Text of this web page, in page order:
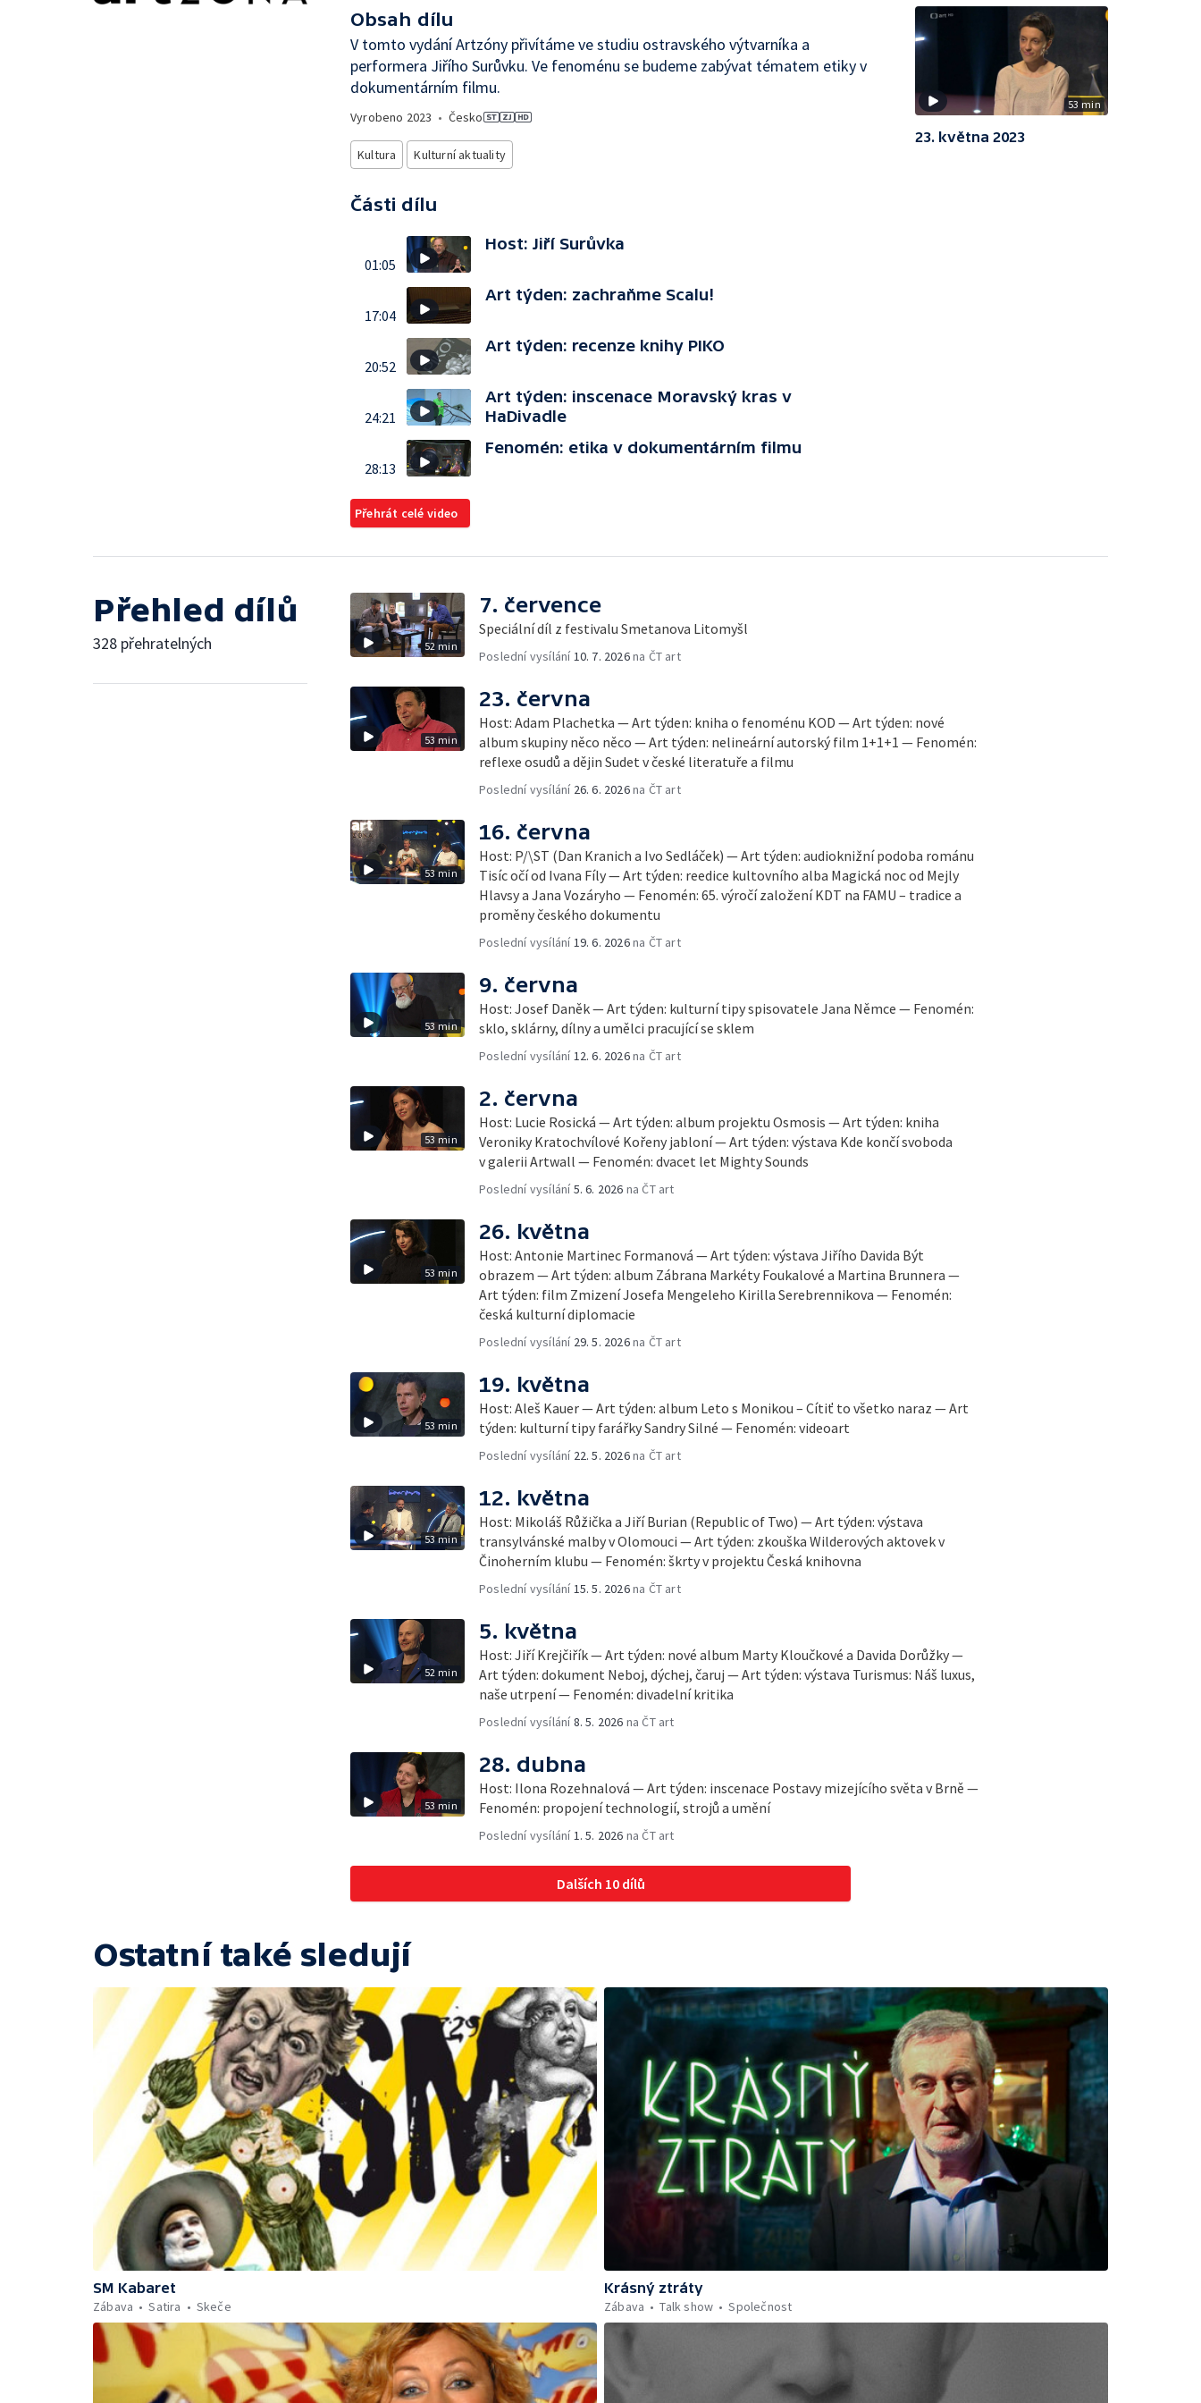
Obsah dílu
V tomto vydání Artzóny přivítáme ve studiu ostravského výtvarníka a
performera Jiřího Surůvku. Ve fenoménu se budeme zabývat tématem etiky v
dokumentárním filmu.
Vyrobeno 2023 • Česko
Kultura Kulturní aktuality
Části dílu
01:05
Host: Jiří Surůvka
17:04
Art týden: zachraňme Scalu!
20:52
Art týden: recenze knihy PIKO
24:21
Art týden: inscenace Moravský kras v
HaDivadle
28:13
Fenomén: etika v dokumentárním filmu
Přehrát celé video
53 min
23. května 2023
Přehled dílů
328 přehratelných 52 min
7. července
Speciální díl z festivalu Smetanova Litomyšl
Poslední vysílání10. 7. 2026na ČT art
53 min
23. června
Host: Adam Plachetka — Art týden: kniha o fenoménu KOD — Art týden: nové
album skupiny něco něco — Art týden: nelineární autorský film 1+1+1 — Fenomén:
reflexe osudů a dějin Sudet v české literatuře a filmu
Poslední vysílání 26. 6. 2026na ČT art
53 min
16. června
Host: P/\ST (Dan Kranich a Ivo Sedláček) — Art týden: audioknižní podoba románu
Tisíc očí od Ivana Fíly — Art týden: reedice kultovního alba Magická noc od Mejly
Hlavsy a Jana Vozáryho — Fenomén: 65. výročí založení KDT na FAMU – tradice a
proměny českého dokumentu
Poslední vysílání19. 6. 2026na ČT art
53 min
9. června
Host: Josef Daněk — Art týden: kulturní tipy spisovatele Jana Němce — Fenomén:
sklo, sklárny, dílny a umělci pracující se sklem
Poslední vysílání12. 6. 2026na ČT art
53 min
2. června
Host: Lucie Rosická — Art týden: album projektu Osmosis — Art týden: kniha
Veroniky Kratochvílové Kořeny jabloní — Art týden: výstava Kde končí svoboda
v galerii Artwall — Fenomén: dvacet let Mighty Sounds
Poslední vysílání5. 6. 2026 na ČT art
53 min
26. května
Host: Antonie Martinec Formanová — Art týden: výstava Jiřího Davida Být
obrazem — Art týden: album Zábrana Markéty Foukalové a Martina Brunnera —
Art týden: film Zmizení Josefa Mengeleho Kirilla Serebrennikova — Fenomén:
česká kulturní diplomacie
Poslední vysílání 29. 5. 2026na ČT art
53 min
19. května
Host: Aleš Kauer — Art týden: album Leto s Monikou – Cítiť to všetko naraz — Art
týden: kulturní tipy farářky Sandry Silné — Fenomén: videoart
Poslední vysílání 22. 5. 2026na ČT art
53 min
12. května
Host: Mikoláš Růžička a Jiří Burian (Republic of Two) — Art týden: výstava
transylvánské malby v Olomouci — Art týden: zkouška Wilderových aktovek v
Činoherním klubu — Fenomén: škrty v projektu Česká knihovna
Poslední vysílání15. 5. 2026na ČT art
52 min
5. května
Host: Jiří Krejčiřík — Art týden: nové album Marty Kloučkové a Davida Dorůžky —
Art týden: dokument Neboj, dýchej, čaruj — Art týden: výstava Turismus: Náš luxus,
naše utrpení — Fenomén: divadelní kritika
Poslední vysílání8. 5. 2026 na ČT art
53 min
28. dubna
Host: Ilona Rozehnalová — Art týden: inscenace Postavy mizejícího světa v Brně —
Fenomén: propojení technologií, strojů a umění
Poslední vysílání1. 5. 2026 na ČT art
Dalších 10 dílů
Ostatní také sledují
SM Kabaret
Zábava
Satira Skeče
Krásný ztráty
Zábava
Talk show Společnost